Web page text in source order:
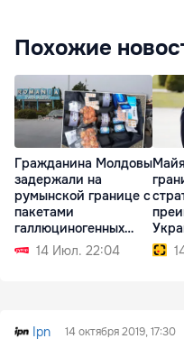
Похожие
Гражданина Молдовы
задержали на
румынской границе с
пакетами
галлюциногенных
грибов14 Июл. 22:04
Ipn 14 октября 2019, 17:30